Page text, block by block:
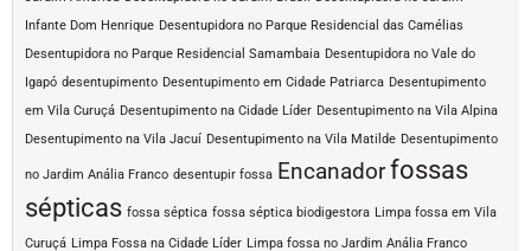
Infante Dom Henrique Desentupidora no Parque Residencial das Camélias
Desentupidora no Parque Residencial Samambaia Desentupidora no Vale do
Igapó desentupimento Desentupimento em Cidade Patriarca Desentupimento
em Vila Curuçá Desentupimento na Cidade Líder Desentupimento na Vila Alpina
Desentupimento na Vila Jacuí Desentupimento na Vila Matilde Desentupimento
no Jardim Anália Franco desentupir fossa Encanadorfossas
sépticas fossa séptica fossa séptica biodigestora Limpa fossa em Vila
Curuçá Limpa Fossa na Cidade Líder Limpa fossa no Jardim Anália Franco